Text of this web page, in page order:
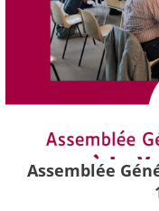
Assemblée